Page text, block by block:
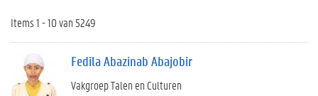
Items 1 - 10 van 5249
Fedila Abazinab Abajobir
Vakgroep Talen en Culturen